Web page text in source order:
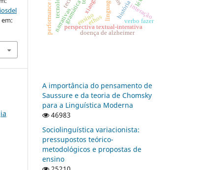
em:
linguagens
ensino
gramática
perspectiva textual-interativa
doença de alzheimer
narrativas interação
verbo fazer
ethos
A importância do pensamento de
Saussure e da teoria de Chomsky
para a Linguística Moderna
46983
Sociolinguística variacionista:
pressupostos teórico-
metodológicos e propostas de
ensino